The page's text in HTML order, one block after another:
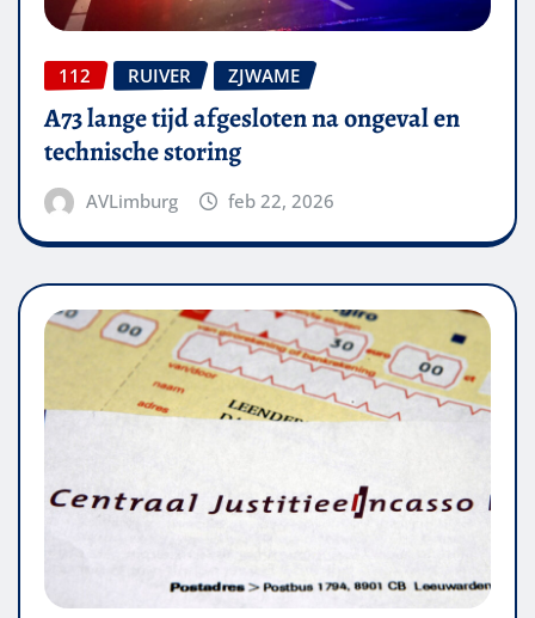
112 RUIVER ZJWAME
A73 lange tijd afgesloten na ongeval en
technische storing
AVLimburg feb 22, 2026